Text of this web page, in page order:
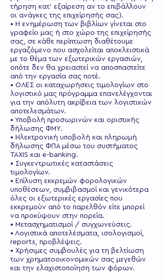
τήρηση κατ' εξαίρεση αν το επιβάλλουν
οι ανάγκες της επιχείρησής σας).
• Η ενημέρωση των βιβλίων γίνεται στο
γραφείο μας ή στο χώρο της επιχείρησής
σας, σε κάθε περίπτωση διαθέτουμε
εργαζόμενο που ασχολείται αποκλειστικά
με το θέμα των εξωτερικών εργασιών,
οπότε δεν θα χρειαστεί να αποσπαστείτε
από την εργασία σας ποτέ.
• ΟΛΕΣ οι καταχωρήσεις τιμολογίων στο
λογιστικό μας πρόγραμμα επανελέγχονται
για την απόλυτη ακρίβεια των λογιστικών
αποτελεσμάτων.
• Υποβολή προσωρινών και οριστικής
δήλωσης ΦΜΥ.
• Ηλεκτρονική υποβολή και πληρωμή
δήλωσης ΦΠΑ μέσω του συστήματος
TAXIS και e-banking.
• Συγκεντρωτικές καταστάσεις
τιμολογίων.
• Επίλυση εκκρεμών φορολογικών
υποθέσεων, συμβιβασμοί και γενικότερα
όλες οι εξωτερικές εργασίες που
εκκρεμούν από το παρελθόν είτε μπορεί
να προκύψουν στην πορεία.
• Μετασχηματισμοί / συγχωνεύσεις.
• Λογιστικά αποτελέσματα, ισολογισμοί,
reports, προβλέψεις.
• Χρήσιμες συμβουλές για τη βελτίωση
των χρηματοοικονομικών σας μεγεθών
και την ελαχιστοποίηση των φόρων.